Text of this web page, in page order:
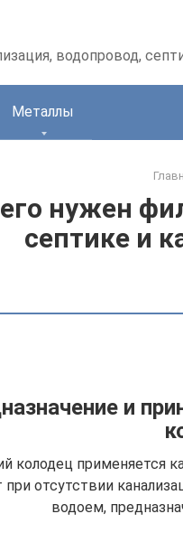
водопровод,
Металлы
нужен
септике и
и
колодец применяется
при отсутствии
водоем,